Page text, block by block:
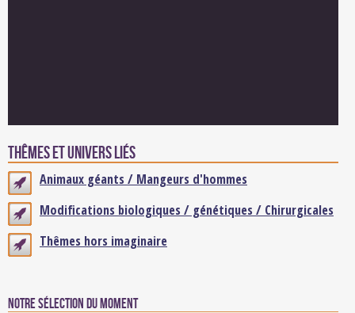
Thêmes et univers liés
Animaux géants / Mangeurs d'hommes
Modifications biologiques / génétiques / Chirurgicales
Thêmes hors imaginaire
Notre sélection du moment